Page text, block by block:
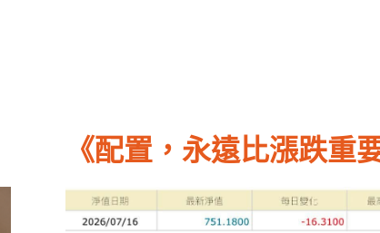
《配置，永遠比漲跌重